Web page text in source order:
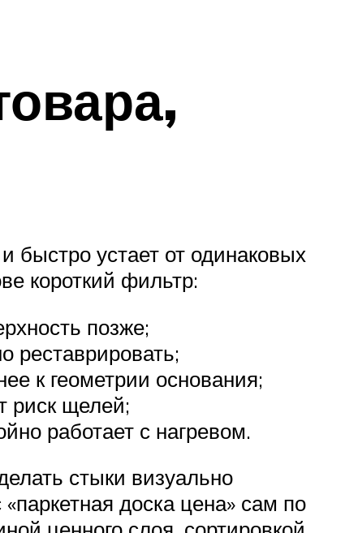
быстро устает от одинаковых
короткий фильтр:
позже;
реставрировать;
к геометрии основания;
риск щелей;
работает с нагревом.
стыки визуально
доска цена» сам по